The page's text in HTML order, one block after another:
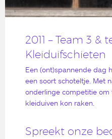
2011 – Team 3 &
Kleiduifschieten
Een (ont)spannende dag
een soort schoteltje. Met
onderlinge competitie
kleiduiven kon raken.
Spreekt onze